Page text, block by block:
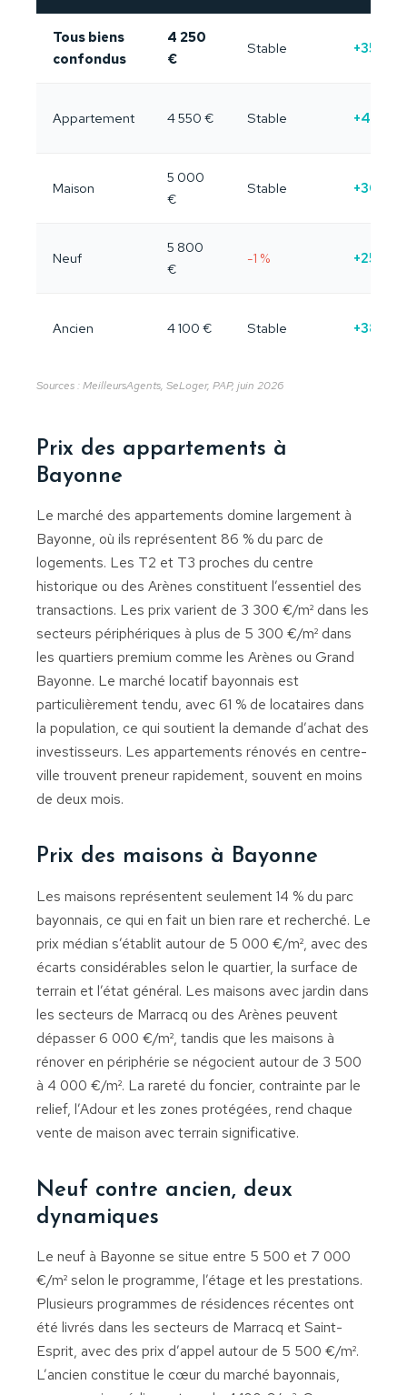
Tous biens
confondus
4 250
€
Stable +35 %
Appartement 4 550 € Stable +47 %
Maison
5 000
€
Stable +30 %
Neuf
5 800
€
-1 % +25 %
Ancien 4 100 € Stable +38 %
Sources : MeilleursAgents, SeLoger, PAP, juin 2026
Prix des appartements à
Bayonne
Le marché des appartements domine largement à
Bayonne, où ils représentent 86 % du parc de
logements. Les T2 et T3 proches du centre
historique ou des Arènes constituent l’essentiel des
transactions. Les prix varient de 3 300 €/m² dans les
secteurs périphériques à plus de 5 300 €/m² dans
les quartiers premium comme les Arènes ou Grand
Bayonne. Le marché locatif bayonnais est
particulièrement tendu, avec 61 % de locataires dans
la population, ce qui soutient la demande d’achat des
investisseurs. Les appartements rénovés en centre-
ville trouvent preneur rapidement, souvent en moins
de deux mois.
Prix des maisons à Bayonne
Les maisons représentent seulement 14 % du parc
bayonnais, ce qui en fait un bien rare et recherché. Le
prix médian s’établit autour de 5 000 €/m², avec des
écarts considérables selon le quartier, la surface de
terrain et l’état général. Les maisons avec jardin dans
les secteurs de Marracq ou des Arènes peuvent
dépasser 6 000 €/m², tandis que les maisons à
rénover en périphérie se négocient autour de 3 500
à 4 000 €/m². La rareté du foncier, contrainte par le
relief, l’Adour et les zones protégées, rend chaque
vente de maison avec terrain significative.
Neuf contre ancien, deux
dynamiques
Le neuf à Bayonne se situe entre 5 500 et 7 000
€/m² selon le programme, l’étage et les prestations.
Plusieurs programmes de résidences récentes ont
été livrés dans les secteurs de Marracq et Saint-
Esprit, avec des prix d’appel autour de 5 500 €/m².
L’ancien constitue le cœur du marché bayonnais,